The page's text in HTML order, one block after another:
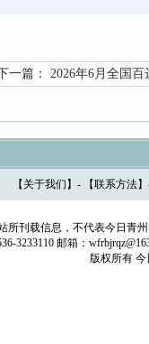
篇： 2026年6月全国百
【 关于我们 】- 【联系方法
所刊载信息，不代表今日青
3233110 邮箱：
版权所有 今